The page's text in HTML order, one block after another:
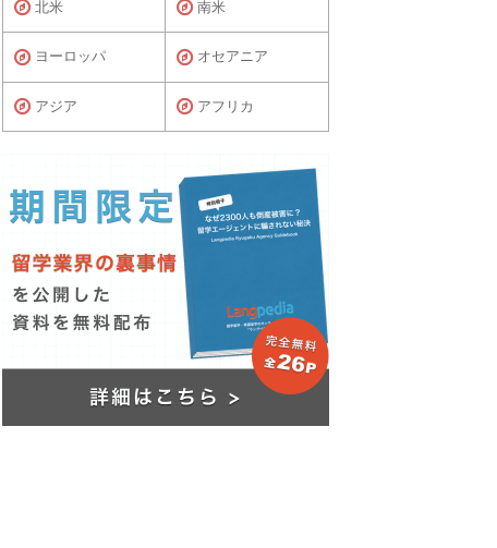
北米 南米
ヨーロッパ オセアニア
アジア アフリカ